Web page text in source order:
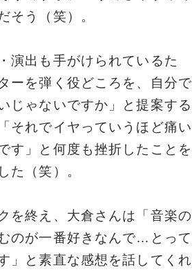
そう（笑）。
演出も手がけられているた
ーを弾く役どころを、自分で
じゃないですか」と提案する
それでイヤっていうほど痛い
す」と何度も挫折したことを
た（笑）。
を終え、大倉さんは「音楽の
のが一番好きなんで…とって
」と素直な感想を話してくれ